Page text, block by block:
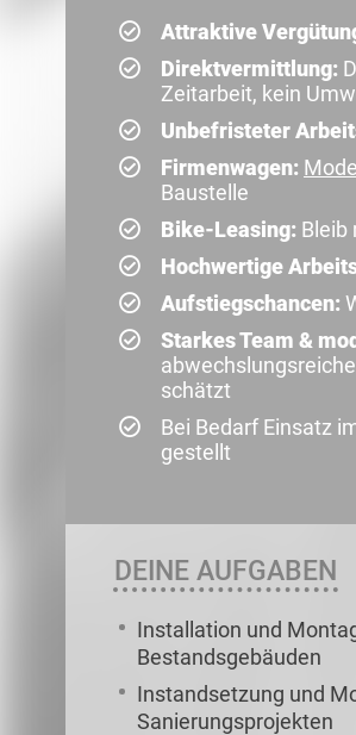
Attraktive
Direktvermittlung:
Zeitarbeit, kein
Unbefristeter
Firmenwagen:
Baustelle
Bike-Leasing: Bleib
Hochwertige
Aufstiegschancen:
Starkes Team &
schätzt
Bei Bedarf Einsatz
gestellt
DEINE AUFGABEN
Installation und
Bestandsgebäuden
Instandsetzung und
Sanierungsprojekten